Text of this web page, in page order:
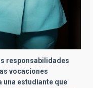
responsabilidades
vocaciones
una estudiante que